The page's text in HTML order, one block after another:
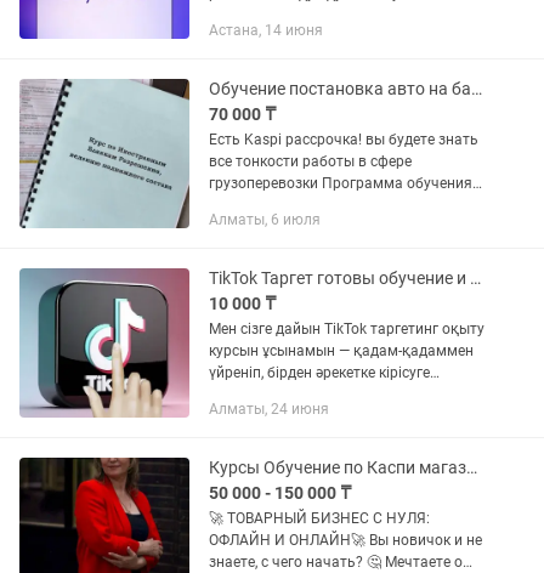
таргет
Астана, 14 июня
Обучение постановка авто на баланс, дозволы, каты, таможенное свидетельство
70 000 ₸
Есть Kaspi рассрочка! вы будете знать
все тонкости работы в сфере
грузоперевозки Программа обучения
на международных автомобильных
Алматы, 6 июля
TikTok Таргет готовы обучение и схема 300-1000покупателей в месяц ТикТок
10 000 ₸
Мен сізге дайын TikTok таргетинг оқыту
курсын ұсынамын — қадам-қадаммен
үйреніп, бірден әрекетке кірісуге
сіз: ✅ TikTok алгоритмін түсініп,
Алматы, 24 июня
Курсы Обучение по Каспи магазину и TikTok прямым эфирам .
50 000 - 150 000 ₸
🚀 ТОВАРНЫЙ БИЗНЕС С НУЛЯ:
ОФЛАЙН И ОНЛАЙН🚀 Вы новичок и не
знаете, с чего начать? 🤔 Мечтаете о